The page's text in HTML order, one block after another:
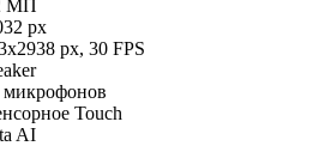
МП
px
px, 30 FPS
Touch
AI